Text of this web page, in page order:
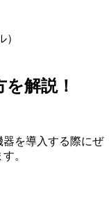
解説！
を導入する際にぜ
。